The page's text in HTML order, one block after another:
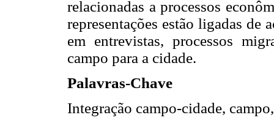
relacionadas a processos
representações estão ligadas de
em entrevistas, processos
campo para a cidade.
Palavras-Chave
Integração campo-cidade,